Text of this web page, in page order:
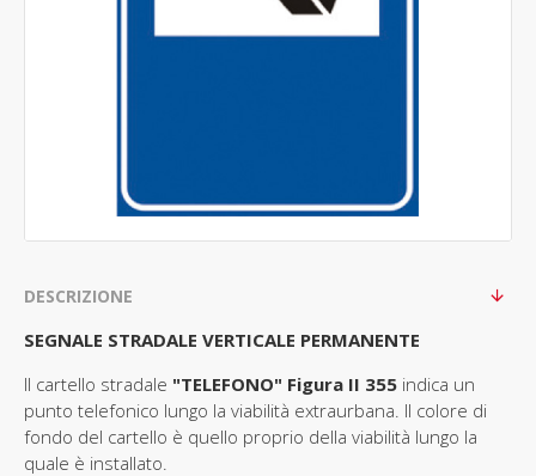
DESCRIZIONE
SEGNALE STRADALE VERTICALE PERMANENTE
Il cartello stradale "TELEFONO" Figura II 355 indica un
punto telefonico lungo la viabilità extraurbana. Il colore di
fondo del cartello è quello proprio della viabilità lungo la
quale è installato.